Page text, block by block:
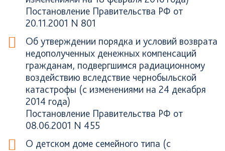
Постановление Правительства РФ от
20.11.2001 N 801
Об утверждении порядка и условий возврата
недополученных денежных компенсаций
гражданам, подвергшимся радиационному
воздействию вследствие чернобыльской
катастрофы (с изменениями на 24 декабря
2014 года)
Постановление Правительства РФ от
08.06.2001 N 455
О детском доме семейного типа (с